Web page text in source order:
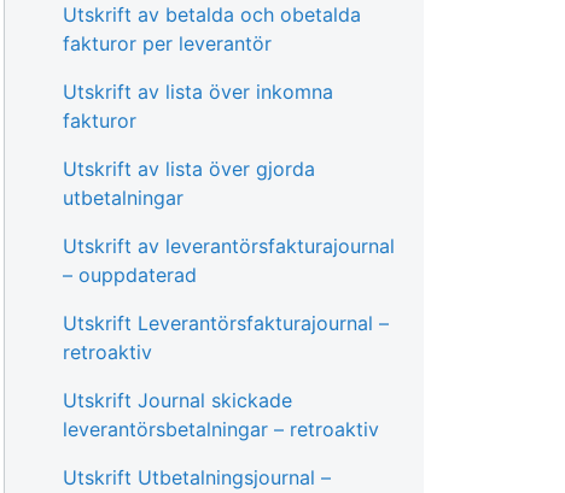
Utskrift av betalda och obetalda
fakturor per leverantör
Utskrift av lista över inkomna
fakturor
Utskrift av lista över gjorda
utbetalningar
Utskrift av leverantörsfakturajournal
– ouppdaterad
Utskrift Leverantörsfakturajournal –
retroaktiv
Utskrift Journal skickade
leverantörsbetalningar – retroaktiv
Utskrift Utbetalningsjournal –